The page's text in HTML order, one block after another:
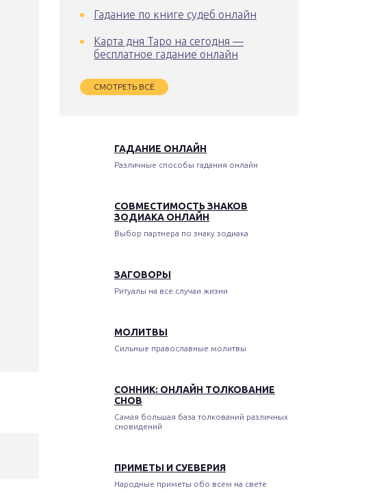
Гадание по книге судеб онлайн
Карта дня Таро на сегодня —
бесплатное гадание онлайн
СМОТРЕТЬ ВСЁ
ГАДАНИЕ ОНЛАЙН
Различные способы гадания онлайн
СОВМЕСТИМОСТЬ ЗНАКОВ
ЗОДИАКА ОНЛАЙН
Выбор партнера по знаку зодиака
ЗАГОВОРЫ
Ритуалы на все случаи жизни
МОЛИТВЫ
Сильные православные молитвы
СОННИК: ОНЛАЙН ТОЛКОВАНИЕ
СНОВ
Самая большая база толкований различных
сновидений
ПРИМЕТЫ И СУЕВЕРИЯ
Народные приметы обо всем на свете